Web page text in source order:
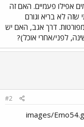
אפילו פעמיים. האם זה
שזה לא בריא וגורם
דרך אגב, האם יש
לפני/אחרי אוכל)?
#2